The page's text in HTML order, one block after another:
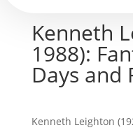
Kenneth
1988):
Days and
Kenneth Leighton